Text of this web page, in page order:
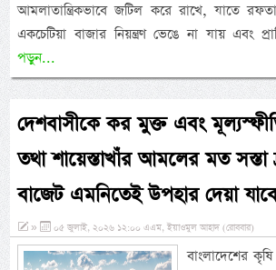
আমলাতান্ত্রিকভাবে জটিল করে রাখে, যাতে
একচেটিয়া বাজার নিয়ন্ত্রণ ভেঙে না যায় এবং
পড়ুন...
দেশবাসীকে কর মুক্ত এবং
তথা শায়েস্তাখাঁর আমলের মত সস্তা
বাজেট এমনিতেই উপহার দেয়া
» ০৫ জুলাই, ২০২৬ ১২:০০ এএম, ইয়াওমুল আহাদ (রোববার)
বাংলাদেশের